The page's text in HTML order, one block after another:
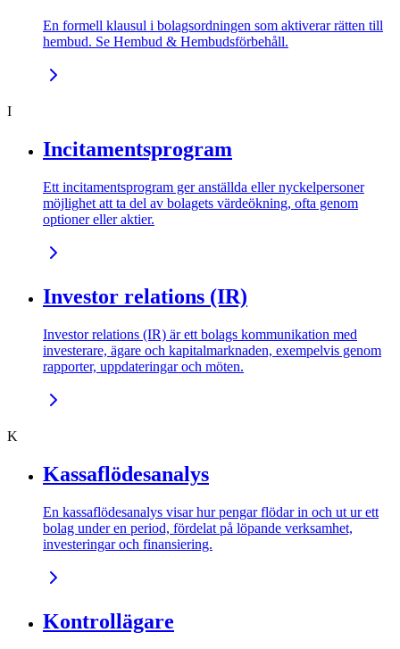
En formell klausul i bolagsordningen som aktiverar rätten till
hembud. Se Hembud & Hembudsförbehåll.
I
Incitamentsprogram
Ett incitamentsprogram ger anställda eller nyckelpersoner
möjlighet att ta del av bolagets värdeökning, ofta genom
optioner eller aktier.
Investor relations (IR)
Investor relations (IR) är ett bolags kommunikation med
investerare, ägare och kapitalmarknaden, exempelvis genom
rapporter, uppdateringar och möten.
K
Kassaflödesanalys
En kassaflödesanalys visar hur pengar flödar in och ut ur ett
bolag under en period, fördelat på löpande verksamhet,
investeringar och finansiering.
Kontrollägare